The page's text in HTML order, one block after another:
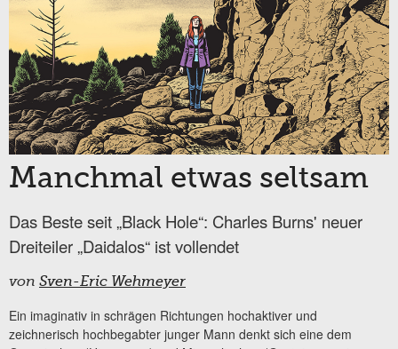
Manchmal etwas seltsam
Das Beste seit „Black Hole“: Charles Burns' neuer
Dreiteiler „Daidalos“ ist vollendet
von Sven-Eric Wehmeyer
Ein imaginativ in schrägen Richtungen hochaktiver und
zeichnerisch hochbegabter junger Mann denkt sich eine dem